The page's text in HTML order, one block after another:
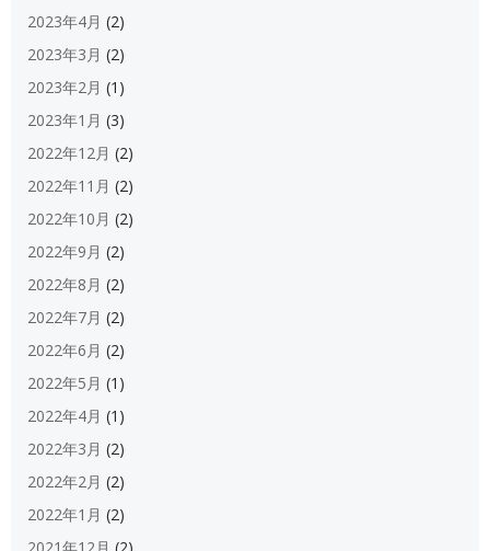
2023年4月 (2)
2023年3月 (2)
2023年2月 (1)
2023年1月 (3)
2022年12月 (2)
2022年11月 (2)
2022年10月 (2)
2022年9月 (2)
2022年8月 (2)
2022年7月 (2)
2022年6月 (2)
2022年5月 (1)
2022年4月 (1)
2022年3月 (2)
2022年2月 (2)
2022年1月 (2)